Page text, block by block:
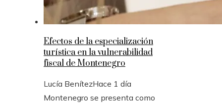
Efectos de la especialización
turística en la vulnerabilidad
fiscal de Montenegro
Lucía BenítezHace 1 día
Montenegro se presenta como